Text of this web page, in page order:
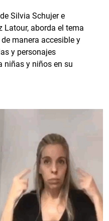
Silvia Schujer e
Latour, aborda el tema
manera accesible y
y personajes
niñas y niños en su